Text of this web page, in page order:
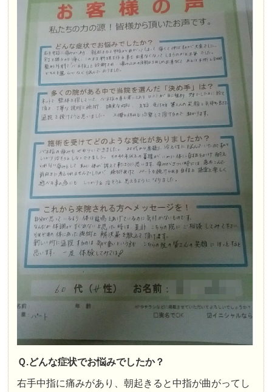
Ｑ.どんな症状でお悩みでしたか？
右手中指に痛みがあり、朝起きると中指が曲がってし